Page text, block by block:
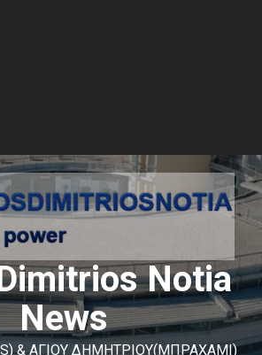
Notia
News
& ΑΓΙΟΥ ΔΗΜΗΤΡΙΟΥ(ΜΠΡΑΧΑΜΙ)